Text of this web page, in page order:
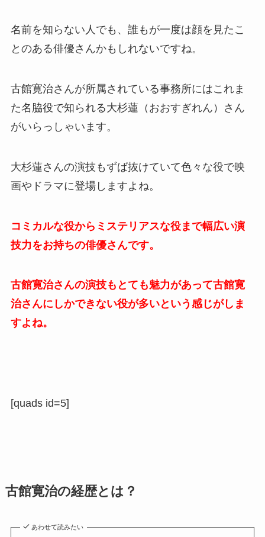
名前を知らない人でも、誰もが一度は顔を見たこ
とのある俳優さんかもしれないですね。
古館寛治さんが所属されている事務所にはこれま
た名脇役で知られる大杉蓮（おおすぎれん）さん
がいらっしゃいます。
大杉蓮さんの演技もずば抜けていて色々な役で映
画やドラマに登場しますよね。
コミカルな役からミステリアスな役まで幅広い演
技力をお持ちの俳優さんです。
古館寛治さんの演技もとても魅力があって古館寛
治さんにしかできない役が多いという感じがしま
すよね。
[quads id=5]
古館寛治の経歴とは？
あわせて読みたい